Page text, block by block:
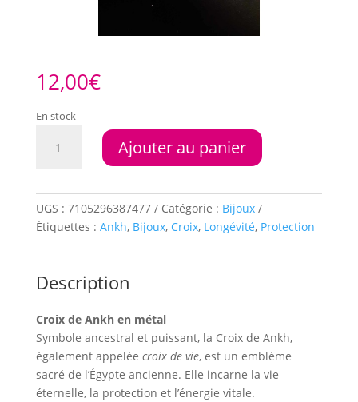
12,00€
En stock
Ankh
+
Ajouter au panier
UGS : 7105296387477 Catégorie : Bijoux
Étiquettes : Ankh, Bijoux, Croix, Longévité, Protection
Description
Croix de Ankh en métal
Symbole ancestral et puissant, la Croix de Ankh,
également appelée croix de vie, est un emblème
sacré de l’Égypte ancienne. Elle incarne la vie
éternelle, la protection et l’énergie vitale.